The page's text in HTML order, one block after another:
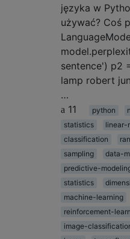
języka w
używać? Coś
sentence') p2
lamp robert
…
11
python
statistics
linear-
classification
sampling
data-
predictive-
statistics
machine-learning
reinforcement-
image-